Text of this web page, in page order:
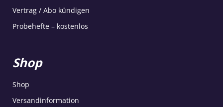
Vertrag / Abo kündigen
Probehefte – kostenlos
Shop
Shop
Versandinformation